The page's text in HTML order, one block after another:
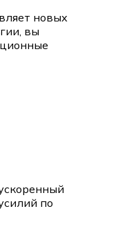
новых
вы
по